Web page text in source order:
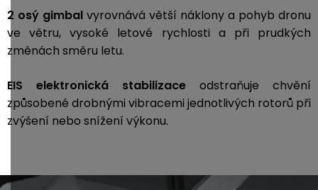
2 osý gimbal vyrovnává větší náklony a pohyb dronu
ve větru, vysoké letové rychlosti a při prudkých
změnách směru letu.
EIS elektronická stabilizace odstraňuje chvění
způsobené drobnými vibracemi jednotlivých rotorů při
zvýšení nebo snížení výkonu.